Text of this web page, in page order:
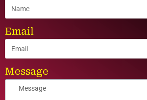
Email
Message